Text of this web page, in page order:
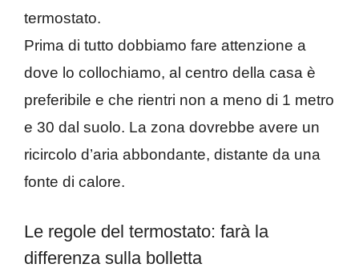
termostato.
Prima di tutto dobbiamo fare attenzione a
dove lo collochiamo, al centro della casa è
preferibile e che rientri non a meno di 1 metro
e 30 dal suolo. La zona dovrebbe avere un
ricircolo d’aria abbondante, distante da una
fonte di calore.
Le regole del termostato: farà la
differenza sulla bolletta